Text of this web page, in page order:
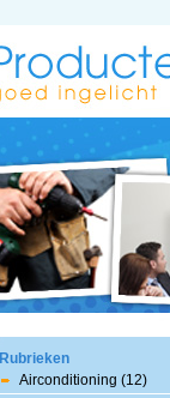
Rubrieken
Airconditioning (12)